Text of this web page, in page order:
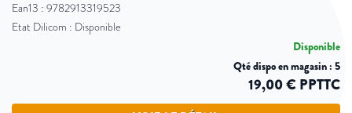
Ean13 : 9782913319523
Etat Dilicom : Disponible
Disponible
Qté dispo en magasin : 5
19,00 € PPTTC